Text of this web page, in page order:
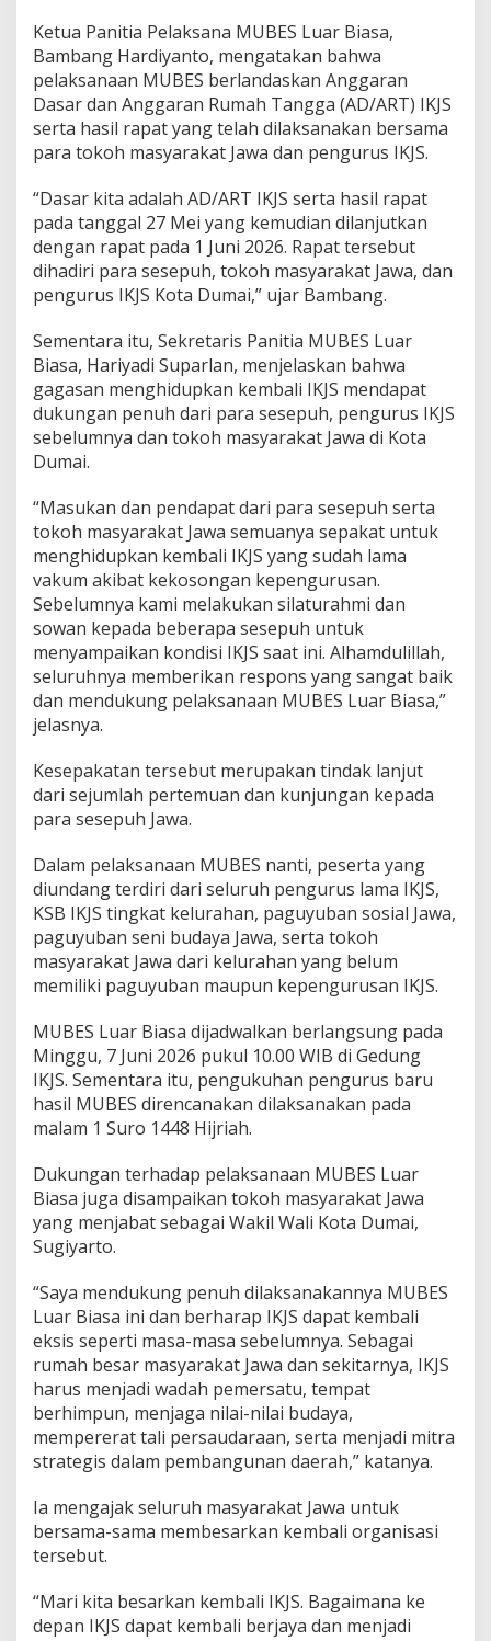
B
i
a
s
Ketua Panitia Pelaksana MUBES Luar Biasa,
Bambang Hardiyanto, mengatakan bahwa
pelaksanaan MUBES berlandaskan Anggaran
Dasar dan Anggaran Rumah Tangga (AD/ART) IKJS
serta hasil rapat yang telah dilaksanakan bersama
para tokoh masyarakat Jawa dan pengurus IKJS.
“Dasar kita adalah AD/ART IKJS serta hasil rapat
pada tanggal 27 Mei yang kemudian dilanjutkan
dengan rapat pada 1 Juni 2026. Rapat tersebut
dihadiri para sesepuh, tokoh masyarakat Jawa, dan
pengurus IKJS Kota Dumai,” ujar Bambang.
Sementara itu, Sekretaris Panitia MUBES Luar
Biasa, Hariyadi Suparlan, menjelaskan bahwa
gagasan menghidupkan kembali IKJS mendapat
dukungan penuh dari para sesepuh, pengurus IKJS
sebelumnya dan tokoh masyarakat Jawa di Kota
Dumai.
“Masukan dan pendapat dari para sesepuh serta
tokoh masyarakat Jawa semuanya sepakat untuk
menghidupkan kembali IKJS yang sudah lama
vakum akibat kekosongan kepengurusan.
Sebelumnya kami melakukan silaturahmi dan
sowan kepada beberapa sesepuh untuk
menyampaikan kondisi IKJS saat ini. Alhamdulillah,
seluruhnya memberikan respons yang sangat baik
dan mendukung pelaksanaan MUBES Luar Biasa,”
jelasnya.
Kesepakatan tersebut merupakan tindak lanjut
dari sejumlah pertemuan dan kunjungan kepada
para sesepuh Jawa.
Dalam pelaksanaan MUBES nanti, peserta yang
diundang terdiri dari seluruh pengurus lama IKJS,
KSB IKJS tingkat kelurahan, paguyuban sosial Jawa,
paguyuban seni budaya Jawa, serta tokoh
masyarakat Jawa dari kelurahan yang belum
memiliki paguyuban maupun kepengurusan IKJS.
MUBES Luar Biasa dijadwalkan berlangsung pada
Minggu, 7 Juni 2026 pukul 10.00 WIB di Gedung
IKJS. Sementara itu, pengukuhan pengurus baru
hasil MUBES direncanakan dilaksanakan pada
malam 1 Suro 1448 Hijriah.
Dukungan terhadap pelaksanaan MUBES Luar
Biasa juga disampaikan tokoh masyarakat Jawa
yang menjabat sebagai Wakil Wali Kota Dumai,
Sugiyarto.
“Saya mendukung penuh dilaksanakannya MUBES
Luar Biasa ini dan berharap IKJS dapat kembali
eksis seperti masa-masa sebelumnya. Sebagai
rumah besar masyarakat Jawa dan sekitarnya, IKJS
harus menjadi wadah pemersatu, tempat
berhimpun, menjaga nilai-nilai budaya,
mempererat tali persaudaraan, serta menjadi mitra
strategis dalam pembangunan daerah,” katanya.
Ia mengajak seluruh masyarakat Jawa untuk
bersama-sama membesarkan kembali organisasi
tersebut.
“Mari kita besarkan kembali IKJS. Bagaimana ke
depan IKJS dapat kembali berjaya dan menjadi